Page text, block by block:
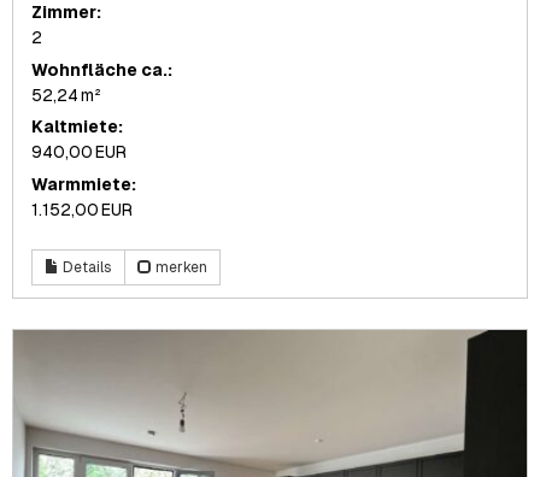
Zimmer:
2
Wohnfläche ca.:
52,24 m²
Kaltmiete:
940,00 EUR
Warmmiete:
1.152,00 EUR
Details merken